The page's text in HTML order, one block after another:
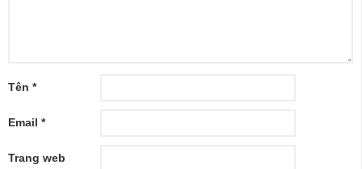
Tên *
Email *
Trang web